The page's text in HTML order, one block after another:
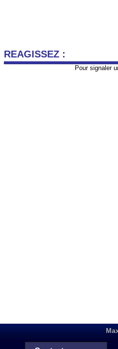
REAGISSEZ :
Pour signaler